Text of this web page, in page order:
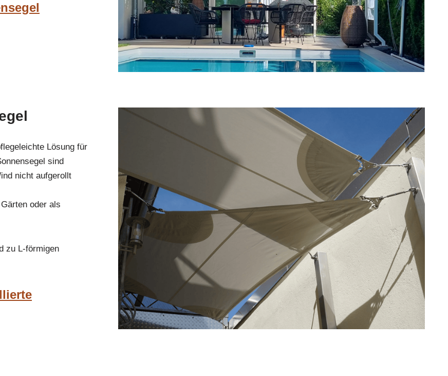
Lösung für
sind
nicht aufgerollt
oder als
zu L-förmigen